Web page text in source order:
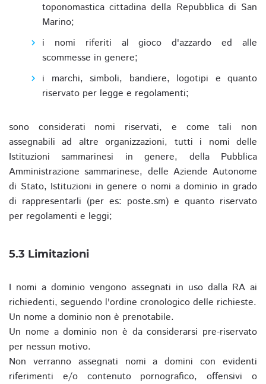
toponomastica cittadina della Repubblica di San
Marino;
i nomi riferiti al gioco d'azzardo ed alle
scommesse in genere;
i marchi, simboli, bandiere, logotipi e quanto
riservato per legge e regolamenti;
sono considerati nomi riservati, e come tali non
assegnabili ad altre organizzazioni, tutti i nomi delle
Istituzioni sammarinesi in genere, della Pubblica
Amministrazione sammarinese, delle Aziende Autonome
di Stato, Istituzioni in genere o nomi a dominio in grado
di rappresentarli (per es: poste.sm) e quanto riservato
per regolamenti e leggi;
5.3 Limitazioni
I nomi a dominio vengono assegnati in uso dalla RA ai
richiedenti, seguendo l'ordine cronologico delle richieste.
Un nome a dominio non è prenotabile.
Un nome a dominio non è da considerarsi pre-riservato
per nessun motivo.
Non verranno assegnati nomi a domini con evidenti
riferimenti e/o contenuto pornografico, offensivi o